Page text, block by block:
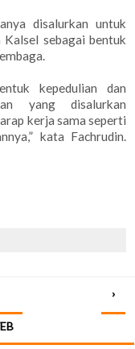
disalurkan untuk
sebagai bentuk
kepedulian dan
yang disalurkan
kerja sama seperti
kata Fachrudin.
›